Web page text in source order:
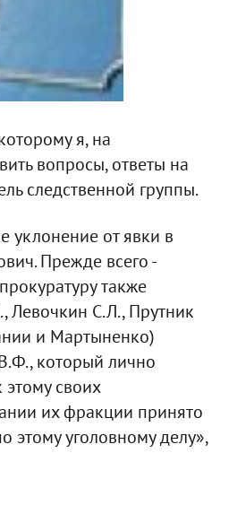
я, на
вопросы, ответы на
следственной группы.
уклонение от явки в
Прежде всего -
также
Левочкин С.Л., Прутник
и Мартыненко)
который лично
своих
их фракции принято
этому уголовному делу»,